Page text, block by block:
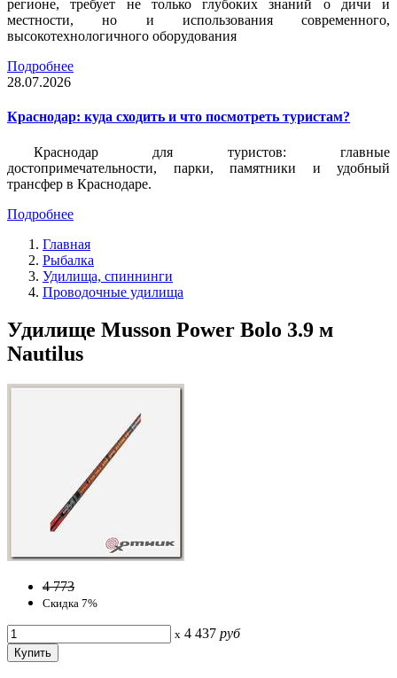
регионе, требует не только глубоких знаний о дичи и
местности, но и использования современного,
высокотехнологичного оборудования
Подробнее
28.07.2026
Краснодар: куда сходить и что посмотреть туристам?
Краснодар для туристов: главные
достопримечательности, парки, памятники и удобный
трансфер в Краснодаре.
Подробнее
Главная
Рыбалка
Удилища, спиннинги
Проводочные удилища
Удилище Musson Power Bolo 3.9 м
Nautilus
4 773
Скидка 7%
x 4 437 руб